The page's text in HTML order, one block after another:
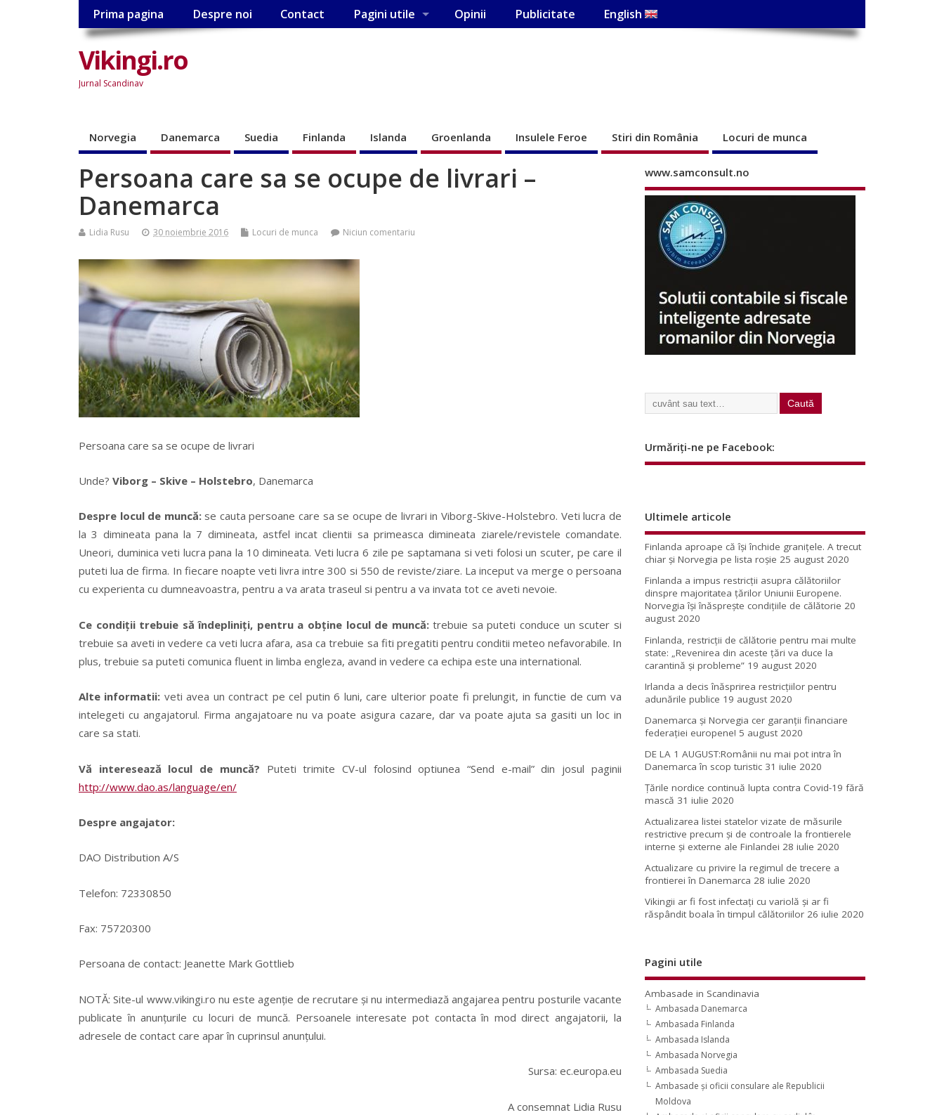
Prima pagina Despre noi Contact Pagini utile Opinii Publicitate English
Vikingi.ro
Jurnal Scandinav
Norvegia Danemarca Suedia Finlanda Islanda Groenlanda Insulele Feroe Stiri din România Locuri de munca
Persoana care sa se ocupe de livrari –
Danemarca
Lidia Rusu 30 noiembrie 2016 Locuri de munca Niciun comentariu
Persoana care sa se ocupe de livrari
Unde? Viborg – Skive – Holstebro, Danemarca
Despre locul de muncă:se cauta persoane care sa se ocupe de livrari in Viborg-Skive-Holstebro. Veti lucra de
la 3 dimineata pana la 7 dimineata, astfel incat clientii sa primeasca dimineata ziarele/revistele comandate.
Uneori, duminica veti lucra pana la 10 dimineata. Veti lucra 6 zile pe saptamana si veti folosi un scuter, pe care il
puteti lua de firma. In fiecare noapte veti livra intre 300 si 550 de reviste/ziare. La inceput va merge o persoana
cu experienta cu dumneavoastra, pentru a va arata traseul si pentru a va invata tot ce aveti nevoie.
Ce condiții trebuie să îndepliniți, pentru a obține locul de muncă:trebuie sa puteti conduce un scuter si
trebuie sa aveti in vedere ca veti lucra afara, asa ca trebuie sa fiti pregatiti pentru conditii meteo nefavorabile. In
plus, trebuie sa puteti comunica fluent in limba engleza, avand in vedere ca echipa este una international.
Alte informatii: veti avea un contract pe cel putin 6 luni, care ulterior poate fi prelungit, in functie de cum va
intelegeti cu angajatorul. Firma angajatoare nu va poate asigura cazare, dar va poate ajuta sa gasiti un loc in
care sa stati.
Vă interesează locul de muncă? Puteti trimite CV-ul folosind optiunea “Send e-mail” din josul paginii
http://www.dao.as/language/en/
Despre angajator:
DAO Distribution A/S
Telefon: 72330850
Fax: 75720300
Persoana de contact: Jeanette Mark Gottlieb
NOTĂ: Site-ul www.vikingi.ro nu este agenție de recrutare și nu intermediază angajarea pentru posturile vacante
publicate în anunțurile cu locuri de muncă. Persoanele interesate pot contacta în mod direct angajatorii, la
adresele de contact care apar în cuprinsul anunțului.
Sursa: ec.europa.eu
A consemnat Lidia Rusu
www.samconsult.no
Urmăriți-ne pe Facebook:
Ultimele articole
Finlanda aproape că își închide granițele. A trecut
chiar și Norvegia pe lista roșie 25 august 2020
Finlanda a impus restricţii asupra călătoriilor
dinspre majoritatea ţărilor Uniunii Europene.
Norvegia își înăsprește condițiile de călătorie 20
august 2020
Finlanda, restricţii de călătorie pentru mai multe
state: „Revenirea din aceste ţări va duce la
carantină şi probleme” 19 august 2020
Irlanda a decis înăsprirea restricțiilor pentru
adunările publice 19 august 2020
Danemarca și Norvegia cer garanții financiare
federației europene! 5 august 2020
DE LA 1 AUGUST:Românii nu mai pot intra în
Danemarca în scop turistic 31 iulie 2020
Țările nordice continuă lupta contra Covid-19 fără
mască 31 iulie 2020
Actualizarea listei statelor vizate de măsurile
restrictive precum și de controale la frontierele
interne și externe ale Finlandei 28 iulie 2020
Actualizare cu privire la regimul de trecere a
frontierei în Danemarca 28 iulie 2020
Vikingii ar fi fost infectaţi cu variolă şi ar fi
răspândit boala în timpul călătoriilor 26 iulie 2020
Pagini utile
Ambasade in Scandinavia
Ambasada Danemarca
Ambasada Finlanda
Ambasada Islanda
Ambasada Norvegia
Ambasada Suedia
Ambasade şi oficii consulare ale Republicii
Moldova